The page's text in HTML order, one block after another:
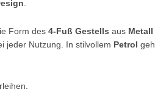
Form des4-Fuß Gestells aus
jeder Nutzung. In stilvollem Petrol